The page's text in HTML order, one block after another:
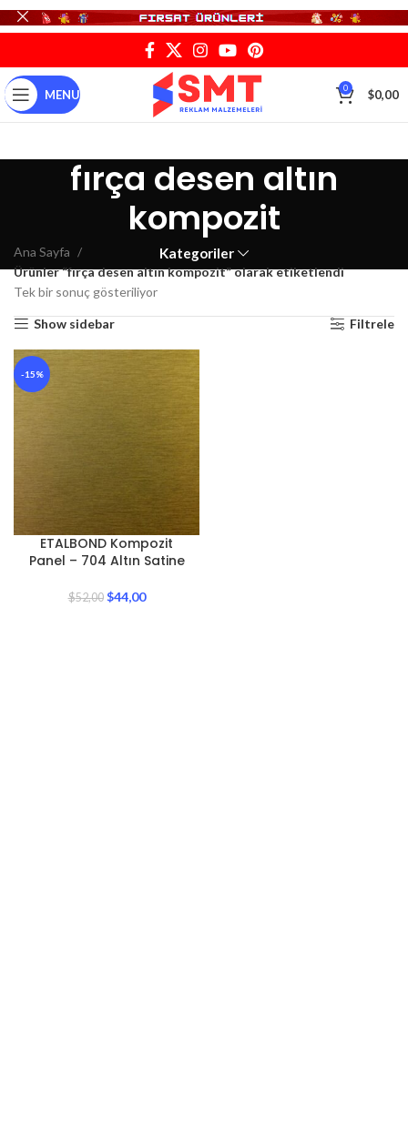
MENU 0 $0,00
fırça desen altın
kompozit
Kategoriler
Ana Sayfa
Ürünler “fırça desen altın kompozit” olarak etiketlendi
Tek bir sonuç gösteriliyor
Show sidebar Filtrele
-15%
ETALBOND Kompozit
Panel – 704 Altın Satine
$52,00 $44,00